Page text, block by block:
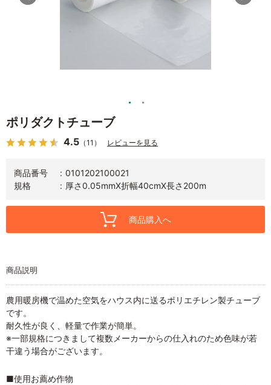
ポリダクトチューブ
4.5 （11） レビューを見る
商品番号
0101202100021
規格
厚さ0.05mmX折幅40cmX長さ200m
商品購入へ
商品説明
農用暖房機で温めた空気をハウス内に送るポリエチレン製チューブ
です。
耐久性が良く、軽量で作業が簡単。
※一部規格につきまして複数メーカーからの仕入れのため色味が若
干違う場合がございます。
■使用お薦め作物